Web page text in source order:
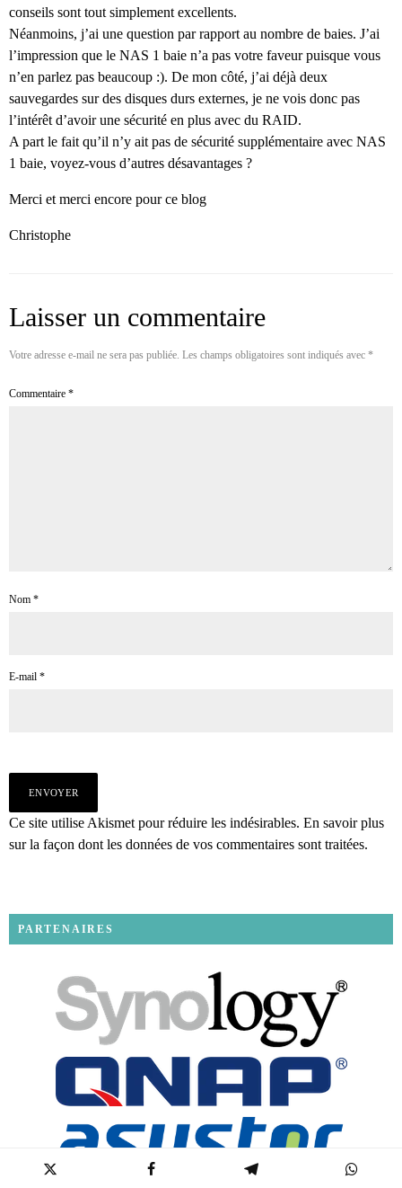
conseils sont tout simplement excellents.
Néanmoins, j’ai une question par rapport au nombre de baies. J’ai
l’impression que le NAS 1 baie n’a pas votre faveur puisque vous
n’en parlez pas beaucoup :). De mon côté, j’ai déjà deux
sauvegardes sur des disques durs externes, je ne vois donc pas
l’intérêt d’avoir une sécurité en plus avec du RAID.
A part le fait qu’il n’y ait pas de sécurité supplémentaire avec NAS
1 baie, voyez-vous d’autres désavantages ?
Merci et merci encore pour ce blog
Christophe
Laisser un commentaire
Votre adresse e-mail ne sera pas publiée. Les champs obligatoires sont indiqués avec *
Commentaire *
Nom *
E-mail *
Ce site utilise Akismet pour réduire les indésirables. En savoir plus
sur la façon dont les données de vos commentaires sont traitées.
PARTENAIRES